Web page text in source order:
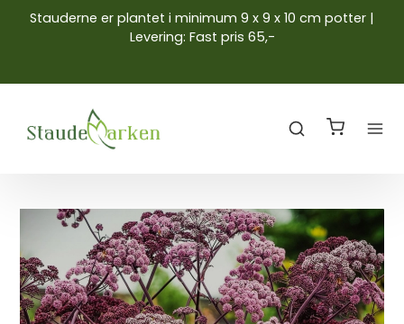
Stauderne er plantet i minimum 9 x 9 x 10 cm potter |
Levering: Fast pris 65,-